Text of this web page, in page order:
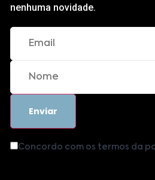
nenhuma novidade.
Concordo com os termos da